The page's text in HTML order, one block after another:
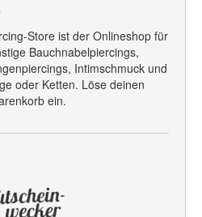
Store ist der Onlineshop für
Bauchnabelpiercings,
Intimschmuck und
oder Ketten. Löse deinen
ein.